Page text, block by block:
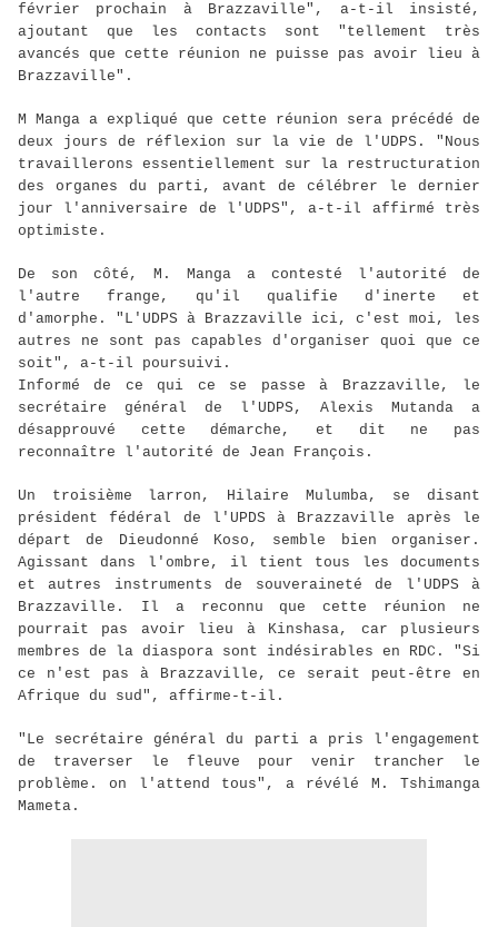
février prochain à Brazzaville", a-t-il insisté,
ajoutant que les contacts sont "tellement très
avancés que cette réunion ne puisse pas avoir lieu à
Brazzaville".
M Manga a expliqué que cette réunion sera précédé de
deux jours de réflexion sur la vie de l'UDPS. "Nous
travaillerons essentiellement sur la restructuration
des organes du parti, avant de célébrer le dernier
jour l'anniversaire de l'UDPS", a-t-il affirmé très
optimiste.
De son côté, M. Manga a contesté l'autorité de
l'autre frange, qu'il qualifie d'inerte et
d'amorphe. "L'UDPS à Brazzaville ici, c'est moi, les
autres ne sont pas capables d'organiser quoi que ce
soit", a-t-il poursuivi.
Informé de ce qui ce se passe à Brazzaville, le
secrétaire général de l'UDPS, Alexis Mutanda a
désapprouvé cette démarche, et dit ne pas
reconnaître l'autorité de Jean François.
Un troisième larron, Hilaire Mulumba, se disant
président fédéral de l'UPDS à Brazzaville après le
départ de Dieudonné Koso, semble bien organiser.
Agissant dans l'ombre, il tient tous les documents
et autres instruments de souveraineté de l'UDPS à
Brazzaville. Il a reconnu que cette réunion ne
pourrait pas avoir lieu à Kinshasa, car plusieurs
membres de la diaspora sont indésirables en RDC. "Si
ce n'est pas à Brazzaville, ce serait peut-être en
Afrique du sud", affirme-t-il.
"Le secrétaire général du parti a pris l'engagement
de traverser le fleuve pour venir trancher le
problème. on l'attend tous", a révélé M. Tshimanga
Mameta.